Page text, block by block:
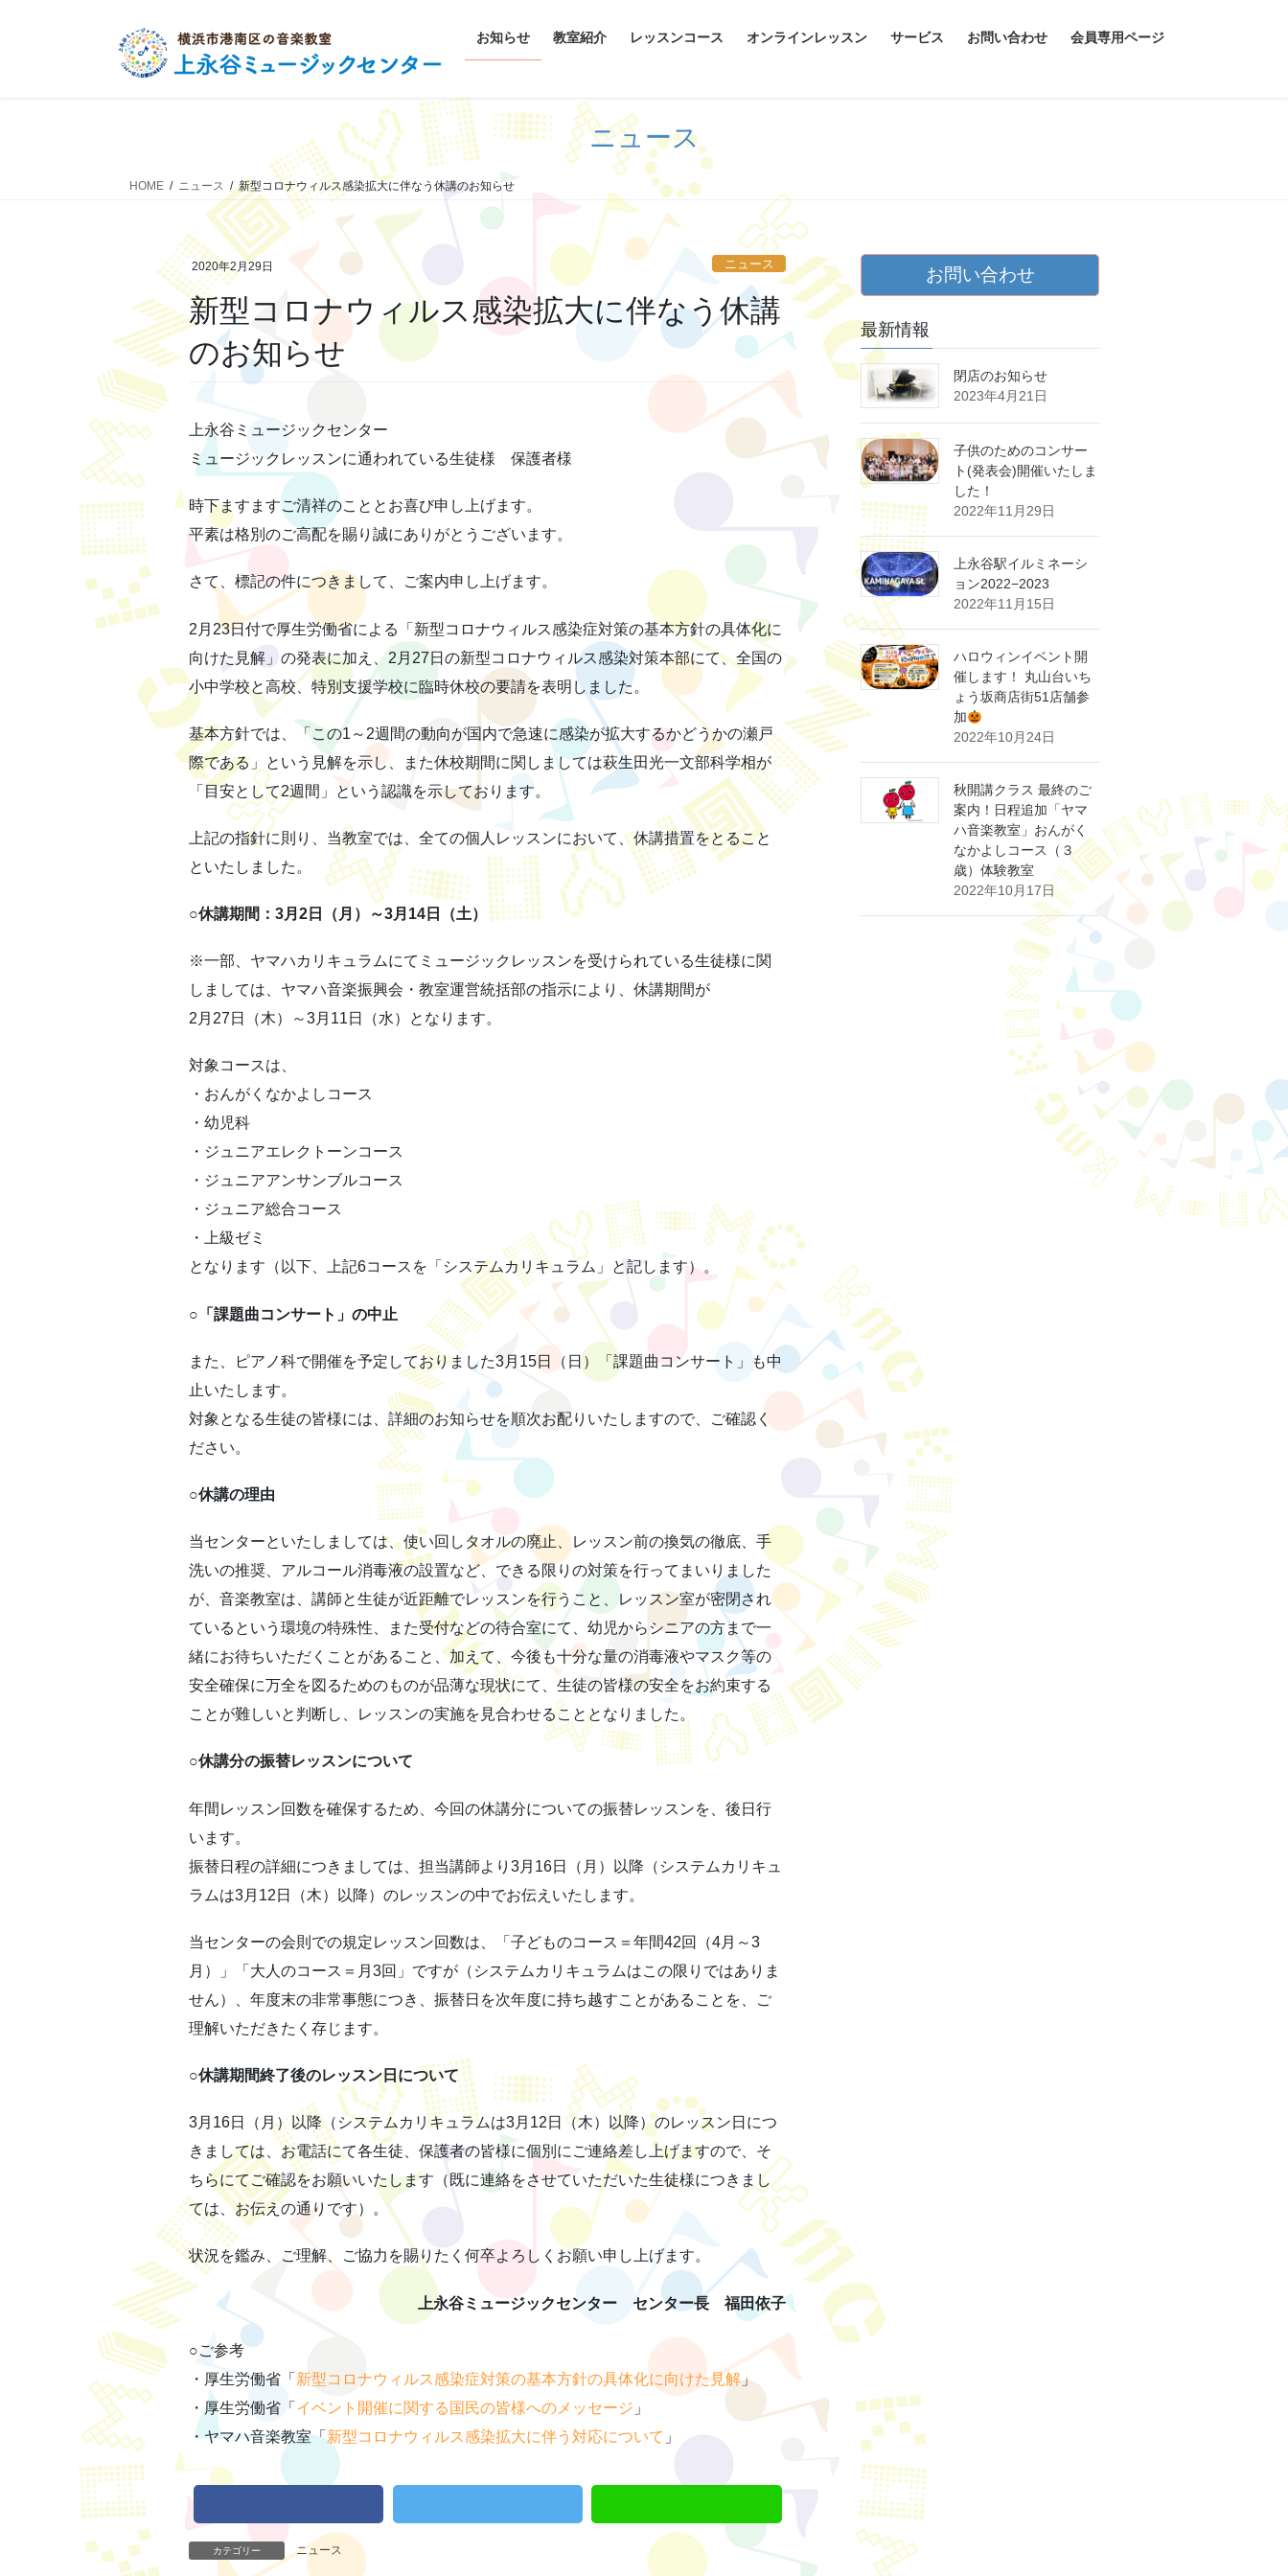
お知らせ 教室紹介 レッスンコース オンラインレッスン サービス お問い合わせ 会員専用ページ
ニュース
HOME ニュース 新型コロナウィルス感染拡大に伴なう休講のお知らせ
2020年2月29日 ニュース
新型コロナウィルス感染拡大に伴なう休講
のお知らせ
上永谷ミュージックセンター
ミュージックレッスンに通われている生徒様 保護者様
時下ますますご清祥のこととお喜び申し上げます。
平素は格別のご高配を賜り誠にありがとうございます。
さて、標記の件につきまして、ご案内申し上げます。
2月23日付で厚生労働省による「新型コロナウィルス感染症対策の基本方針の具体化に
向けた見解」の発表に加え、2月27日の新型コロナウィルス感染対策本部にて、全国の
小中学校と高校、特別支援学校に臨時休校の要請を表明しました。
基本方針では、「この1～2週間の動向が国内で急速に感染が拡大するかどうかの瀬戸
際である」という見解を示し、また休校期間に関しましては萩生田光一文部科学相が
「目安として2週間」という認識を示しております。
上記の指針に則り、当教室では、全ての個人レッスンにおいて、休講措置をとること
といたしました。
○休講期間：3月2日（月）～3月14日（土）
※一部、ヤマハカリキュラムにてミュージックレッスンを受けられている生徒様に関
しましては、ヤマハ音楽振興会・教室運営統括部の指示により、休講期間が
2月27日（木）～3月11日（水）となります。
対象コースは、
・おんがくなかよしコース
・幼児科
・ジュニアエレクトーンコース
・ジュニアアンサンブルコース
・ジュニア総合コース
・上級ゼミ
となります（以下、上記6コースを「システムカリキュラム」と記します）。
○「課題曲コンサート」の中止
また、ピアノ科で開催を予定しておりました3月15日（日）「課題曲コンサート」も中
止いたします。
対象となる生徒の皆様には、詳細のお知らせを順次お配りいたしますので、ご確認く
ださい。
○休講の理由
当センターといたしましては、使い回しタオルの廃止、レッスン前の換気の徹底、手
洗いの推奨、アルコール消毒液の設置など、できる限りの対策を行ってまいりました
が、音楽教室は、講師と生徒が近距離でレッスンを行うこと、レッスン室が密閉され
ているという環境の特殊性、また受付などの待合室にて、幼児からシニアの方まで一
緒にお待ちいただくことがあること、加えて、今後も十分な量の消毒液やマスク等の
安全確保に万全を図るためのものが品薄な現状にて、生徒の皆様の安全をお約束する
ことが難しいと判断し、レッスンの実施を見合わせることとなりました。
○休講分の振替レッスンについて
年間レッスン回数を確保するため、今回の休講分についての振替レッスンを、後日行
います。
振替日程の詳細につきましては、担当講師より3月16日（月）以降（システムカリキュ
ラムは3月12日（木）以降）のレッスンの中でお伝えいたします。
当センターの会則での規定レッスン回数は、「子どものコース＝年間42回（4月～3
月）」「大人のコース＝月3回」ですが（システムカリキュラムはこの限りではありま
せん）、年度末の非常事態につき、振替日を次年度に持ち越すことがあることを、ご
理解いただきたく存じます。
○休講期間終了後のレッスン日について
3月16日（月）以降（システムカリキュラムは3月12日（木）以降）のレッスン日につ
きましては、お電話にて各生徒、保護者の皆様に個別にご連絡差し上げますので、そ
ちらにてご確認をお願いいたします（既に連絡をさせていただいた生徒様につきまし
ては、お伝えの通りです）。
状況を鑑み、ご理解、ご協力を賜りたく何卒よろしくお願い申し上げます。
上永谷ミュージックセンター センター長 福田依子
○ご参考
・厚生労働省「 新型コロナウィルス感染症対策の基本方針の具体化に向けた見解」
・厚生労働省「 イベント開催に関する国民の皆様へのメッセージ 」
・ヤマハ音楽教室「新型コロナウィルス感染拡大に伴う対応について 」
カテゴリー ニュース
お問い合わせ
最新情報
閉店のお知らせ
2023年4月21日
子供のためのコンサー
ト(発表会)開催いたしま
した！
2022年11月29日
上永谷駅イルミネーシ
ョン2022−2023
2022年11月15日
ハロウィンイベント開
催します！ 丸山台いち
ょう坂商店街51店舗参
加
2022年10月24日
秋開講クラス 最終のご
案内！日程追加「ヤマ
ハ音楽教室」おんがく
なかよしコース（３
歳）体験教室
2022年10月17日